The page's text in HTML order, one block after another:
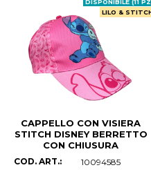
CAPPELLO CON VISIERA
STITCH DISNEY BERRETTO
CON CHIUSURA
REGOLABILE BAMBINO -
LIL36-0318 (55 CM.)
COD. ART.: 10094585
LILO &
DISPONIBILE (11